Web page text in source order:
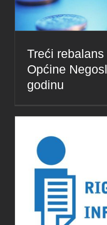
Treći
Općine
godinu